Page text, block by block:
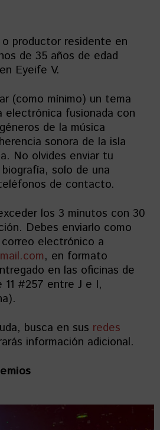
productor residente en
de 35 años de edad
Eyeife V.
(como mínimo) un tema
electrónica fusionada con
de la música
sonora de la isla
No olvides enviar tu
solo de una
de contacto.
los 3 minutos con 30
Debes enviarlo como
electrónico a
, en formato
en las oficinas de
11 #257 entre J e I,
busca en sus redes
información adicional.